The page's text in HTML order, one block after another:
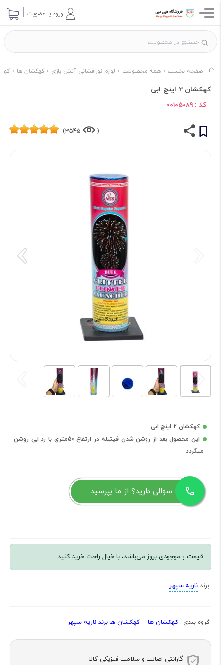
ورود یا عضویت
صفحه نخست همه محصولات لوازم نورافشانی آتش بازی کهکشان ها
کهکشان 2 اینچ ابی
کد : 00105089
(
3545)
کهکشان 2 اینچ ابی
این محصول بعد از روشن شدن فیتیله در ارتفاع 50متری با رد ابی روشن
میگردد
سوالی دارید؟ از ما بپرسید
قیمت و موجودی بروز می‌باشد، با خیال راحت خرید کنید
برند ناریه سپهر
گروه بندی : کهکشان ها کهکشان ها برند ناریه سپهر
گارانتی اصالت و سلامت فیزیکی کالا